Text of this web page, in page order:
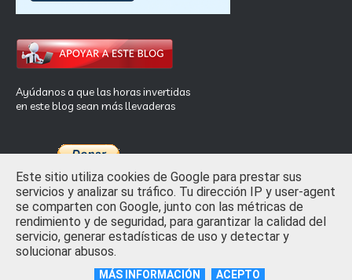
Ayúdanos a que las horas invertidas
en este blog sean más llevaderas
Inicio Privacidad y Ley de Cookies
Contactar
Crafted with
by
Templates
Este sitio utiliza cookies de Google para prestar sus
servicios y analizar su tráfico. Tu dirección IP y user-agent
se comparten con Google, junto con las métricas de
rendimiento y de seguridad, para garantizar la calidad del
servicio, generar estadísticas de uso y detectar y
solucionar abusos.
MÁS INFORMACIÓN ACEPTO